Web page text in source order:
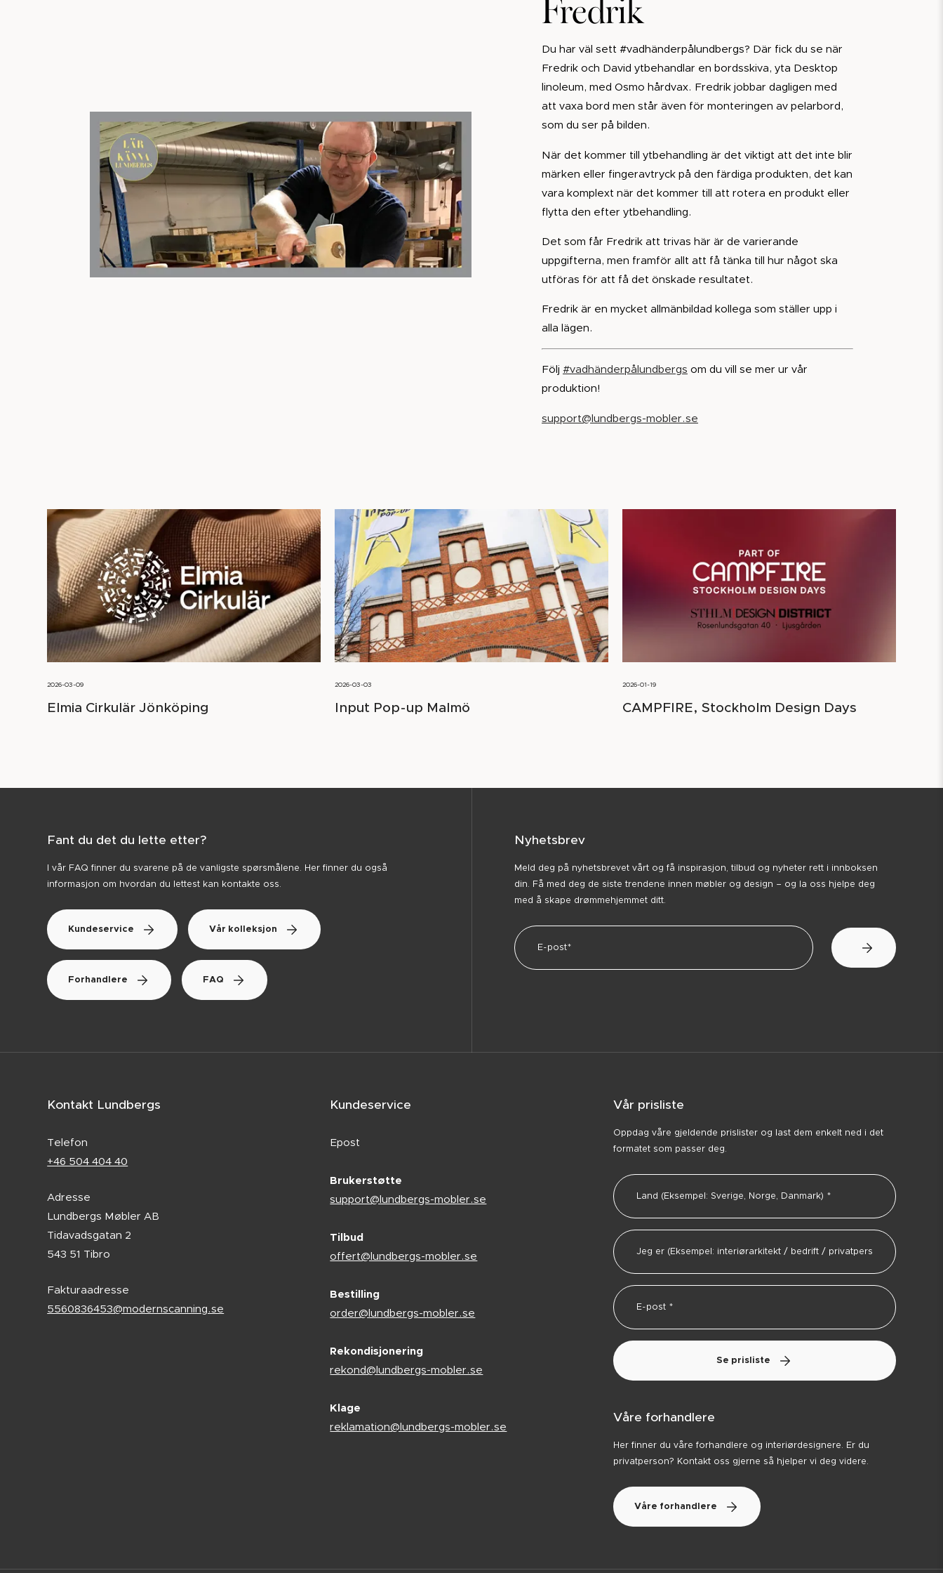
Du har väl sett #vadhänderpålundbergs? Där fick du se när
Fredrik och David ytbehandlar en bordsskiva, yta Desktop
linoleum, med Osmo hårdvax. Fredrik jobbar dagligen med
att vaxa bord men står även för monteringen av pelarbord,
som du ser på bilden.
När det kommer till ytbehandling är det viktigt att det inte blir
märken eller fingeravtryck på den färdiga produkten, det kan
vara komplext när det kommer till att rotera en produkt eller
flytta den efter ytbehandling.
Det som får Fredrik att trivas här är de varierande
uppgifterna, men framför allt att få tänka till hur något ska
utföras för att få det önskade resultatet.
Fredrik är en mycket allmänbildad kollega som ställer upp i
alla lägen.
Följ #vadhänderpålundbergs om du vill se mer ur vår
produktion!
support@lundbergs-mobler.se
2026-03-09
Elmia Cirkulär Jönköping
2026-03-03
Input Pop-up Malmö
2026-01-19
CAMPFIRE, Stockholm Design Days
Fant du det du lette etter?
I vår FAQ finner du svarene på de vanligste spørsmålene. Her finner du også
informasjon om hvordan du lettest kan kontakte oss.
Kundeservice Vår kolleksjon
Forhandlere FAQ
Nyhetsbrev
Meld deg på nyhetsbrevet vårt og få inspirasjon, tilbud og nyheter rett i innboksen
din. Få med deg de siste trendene innen møbler og design – og la oss hjelpe deg
med å skape drømmehjemmet ditt.
Kontakt Lundbergs
Telefon
+46 504 404 40
Adresse
Lundbergs Møbler AB
Tidavadsgatan 2
543 51 Tibro
Fakturaadresse
5560836453@modernscanning.se
Kundeservice
Epost
Brukerstøtte
support@lundbergs-mobler.se
Tilbud
offert@lundbergs-mobler.se
Bestilling
order@lundbergs-mobler.se
Rekondisjonering
rekond@lundbergs-mobler.se
Klage
reklamation@lundbergs-mobler.se
Vår prisliste
Oppdag våre gjeldende prislister og last dem enkelt ned i det
formatet som passer deg.
Se prisliste
Våre forhandlere
Her finner du våre forhandlere og interiørdesignere. Er du
privatperson? Kontakt oss gjerne så hjelper vi deg videre.
Våre forhandlere